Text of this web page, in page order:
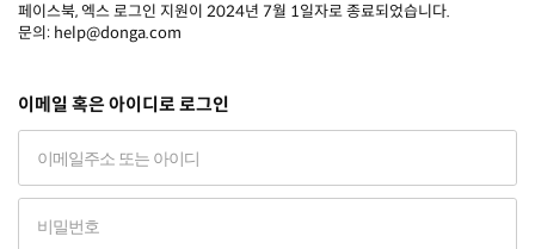
페이스북, 엑스 로그인 지원이 2024년 7월 1일자로 종료되었습니다.
문의: help@donga.com
이메일 혹은 아이디로 로그인